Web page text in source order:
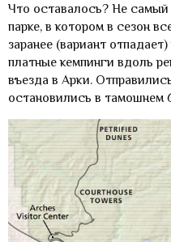
Что оставалось? Не
парке, в котором в сезон
заранее (вариант
платные кемпинги вдоль
въезда в Арки.
остановились в тамошнем